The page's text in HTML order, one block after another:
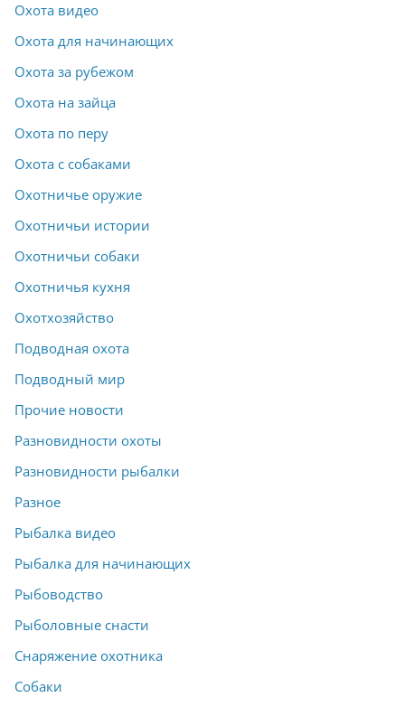
Охота видео
Охота для начинающих
Охота за рубежом
Охота на зайца
Охота по перу
Охота с собаками
Охотничье оружие
Охотничьи истории
Охотничьи собаки
Охотничья кухня
Охотхозяйство
Подводная охота
Подводный мир
Прочие новости
Разновидности охоты
Разновидности рыбалки
Разное
Рыбалка видео
Рыбалка для начинающих
Рыбоводство
Рыболовные снасти
Снаряжение охотника
Собаки